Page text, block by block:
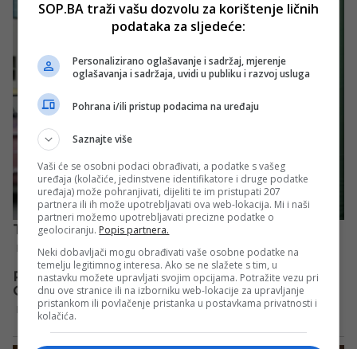
SOP.BA traži vašu dozvolu za korištenje ličnih
podataka za sljedeće:
Personalizirano oglašavanje i sadržaj, mjerenje
oglašavanja i sadržaja, uvidi u publiku i razvoj usluga
Pohrana i/ili pristup podacima na uređaju
Saznajte više
Vaši će se osobni podaci obrađivati, a podatke s vašeg
uređaja (kolačiće, jedinstvene identifikatore i druge podatke
uređaja) može pohranjivati, dijeliti te im pristupati 207
partnera ili ih može upotrebljavati ova web-lokacija. Mi i naši
partneri možemo upotrebljavati precizne podatke o
geolociranju. Popis partnera.
Neki dobavljači mogu obrađivati vaše osobne podatke na
temelju legitimnog interesa. Ako se ne slažete s tim, u
nastavku možete upravljati svojim opcijama. Potražite vezu pri
dnu ove stranice ili na izborniku web-lokacije za upravljanje
pristankom ili povlačenje pristanka u postavkama privatnosti i
kolačića.